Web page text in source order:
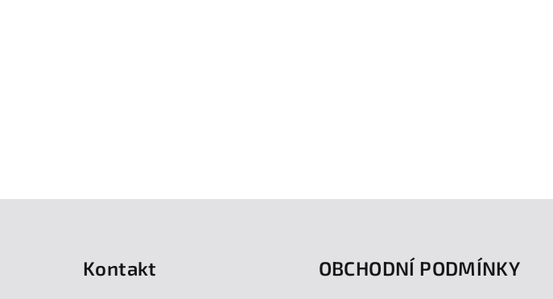
Kontakt OBCHODNÍ PODMÍNKY